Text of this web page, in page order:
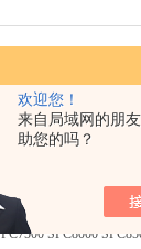
欢迎您！
来自局域网的朋
助您的吗？
机皮带日本三星、阪
层，NAK、TTO油
风机皮带
SPC2240
SPC8000